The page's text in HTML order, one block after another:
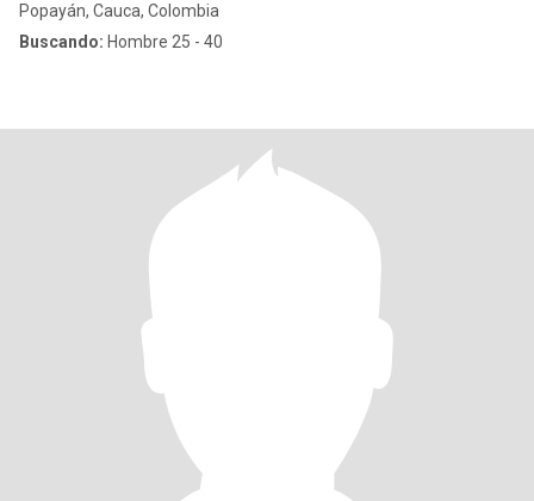
Popayán, Cauca, Colombia
Buscando: Hombre 25 - 40